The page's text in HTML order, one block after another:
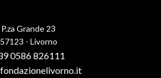
P.za Grande 23
57123 - Livorno
0586 826111